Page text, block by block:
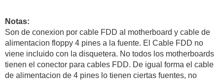
Notas:
Son de conexion por cable FDD al motherboard y cable de
alimentacion floppy 4 pines a la fuente. El Cable FDD no
viene incluido con la disquetera. No todos los motherboards
tienen el conector para cables FDD. De igual forma el cable
de alimentacion de 4 pines lo tienen ciertas fuentes, no